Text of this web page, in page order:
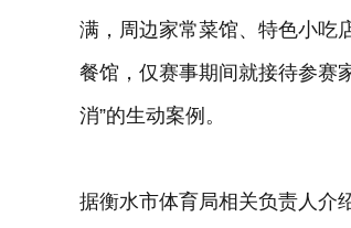
满，周边家常菜馆、特色小吃
餐馆，仅赛事期间就接待参赛
消”的生动案例。
据衡水市体育局相关负责人介